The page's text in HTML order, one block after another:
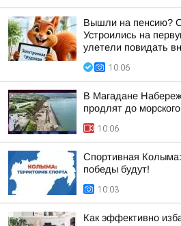
Вышли на пенсию?
Устроились на
улетели повидать
10:06
В Магадане
продлят до
10:06
Спортивная
победы будут!
10:03
Как эффективно